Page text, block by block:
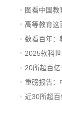
图看中国教
高等教育这
数看百年：
2025软科
14...
20所超百
决算
重磅报告：
位、...
近30所超